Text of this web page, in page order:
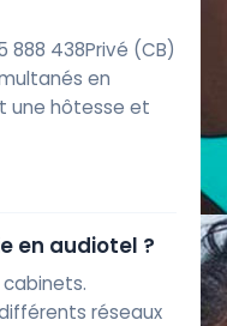
888 438Privé (CB)
en
une hôtesse et
en audiotel ?
réseaux